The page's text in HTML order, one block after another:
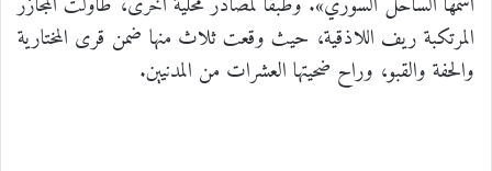
المرتكبة ريف اللاذقية، حيث وقعت ثلاث منها ضمن قرى المختارية
والحفة والقبو، وراح ضحيتها العشرات من المدنيين.